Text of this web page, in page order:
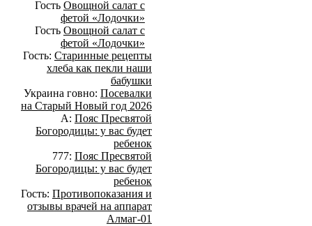
Гость Овощной салат с
фетой «Лодочки»
Гость Овощной салат с
фетой «Лодочки»
Гость: Старинные рецепты
хлеба как пекли наши
бабушки
Украина говно: Посевалки
на Старый Новый год 2026
А: Пояс Пресвятой
Богородицы: у вас будет
ребенок
777: Пояс Пресвятой
Богородицы: у вас будет
ребенок
Гость: Противопоказания и
отзывы врачей на аппарат
Алмаг-01